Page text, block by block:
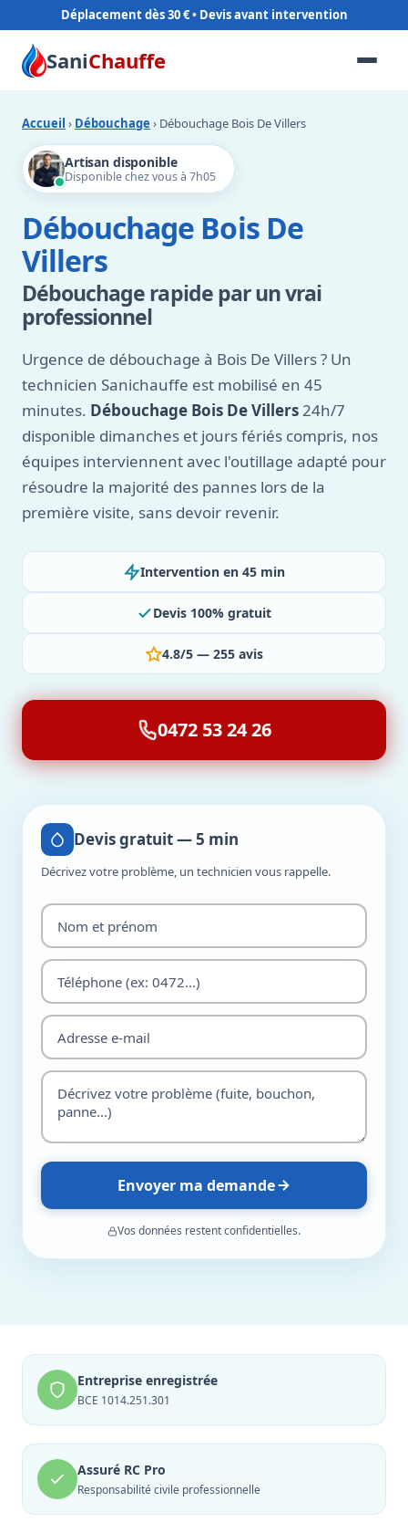
Déplacement dès 30 €
SaniChauffe
Accueil › Débouchage › Débouchage Bois De Villers
Artisan disponible
Disponible chez vous à 7h05
Débouchage Bois De
Villers
Débouchage rapide par un vrai
professionnel
Urgence de débouchage à Bois De Villers ? Un
technicien Sanichauffe est mobilisé en 45
minutes. Débouchage Bois De Villers24h/7
disponible dimanches et jours fériés compris, nos
équipes interviennent avec l'outillage adapté pour
résoudre la majorité des pannes lors de la
première visite, sans devoir revenir.
Intervention en 45 min
Devis 100% gratuit
4.8/5 — 255 avis
0472 53 24 26
Devis gratuit — 5 min
Décrivez votre problème, un technicien vous rappelle.
Envoyer ma demande
Vos données restent confidentielles.
Entreprise enregistrée
BCE 1014.251.301
Assuré RC Pro
Responsabilité civile professionnelle